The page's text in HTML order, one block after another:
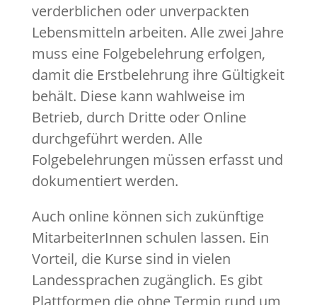
verderblichen oder unverpackten
Lebensmitteln arbeiten. Alle zwei Jahre
muss eine Folgebelehrung erfolgen,
damit die Erstbelehrung ihre Gültigkeit
behält. Diese kann wahlweise im
Betrieb, durch Dritte oder Online
durchgeführt werden. Alle
Folgebelehrungen müssen erfasst und
dokumentiert werden.
Auch online können sich zukünftige
MitarbeiterInnen schulen lassen. Ein
Vorteil, die Kurse sind in vielen
Landessprachen zugänglich. Es gibt
Plattformen die ohne Termin rund um